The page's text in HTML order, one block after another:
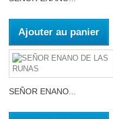
Ajouter au panier
SEÑOR ENANO...